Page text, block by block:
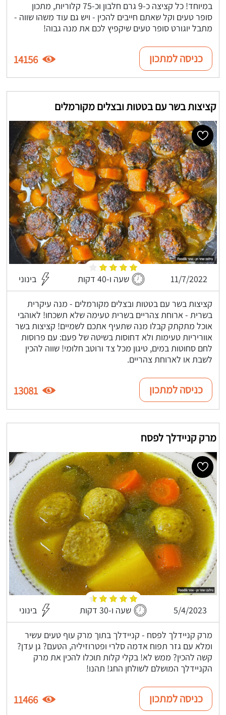
במיוחד! כל קציצה כ-9 גרם חלבון וכ-75 קלוריות, מתכון
סופר טעים וקל שאתם חייבים להכין - ויש גם עוד משהו שווה -
מתבל יוגורט סופר טעים שיקפיץ לכם את מנה גבוה!
כניסה למתכון 14156
קציצות בשר עם בטטות ובצלים מקורמלים
11/7/2022 שעה ו-40 דקות בינוני
קציצות בשר עם בטטות ובצלים מקורמלים - מנה עיקרית
בשרית - ארוחת צהריים בשרית טעימה שלא תשכחו! לאוהבי
אוכל מתקתק קבלו מנה שתעיף אתכם לשמיים! קציצות בשר
אווריריות טעימות ולא דחוסות בשיטה של פעם: עם פרוסות
לחם סחוטות במים, טיגון מכל צד ורוטב חלומי! שווה להכין
לשבת או לארוחת צהריים.
כניסה למתכון 13081
מרק קניידלך לפסח
5/4/2023 שעה ו-30 דקות בינוני
מרק קניידלך לפסח - קניידלך בתוך מרק עוף טעים עשיר
ומלא עם גזר תפוח אדמה סלרי ופטרוזיליה, הטעם? גן עדן?
קשה להכין? ממש לא! בקלי קלות תוכלו להכין את מרק
הקניידלך המושלם לשולחן החג! תהנו!
כניסה למתכון 11466